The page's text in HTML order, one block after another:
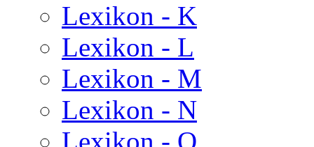
Lexikon - K
Lexikon - L
Lexikon - M
Lexikon - N